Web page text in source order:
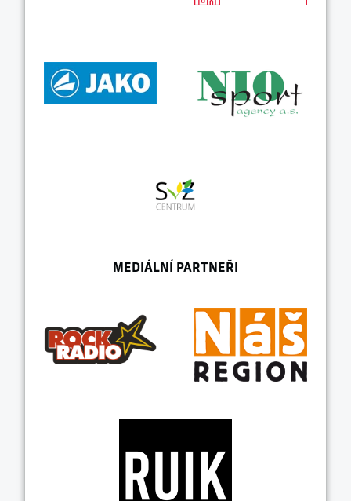
MEDIÁLNÍ PARTNEŘI